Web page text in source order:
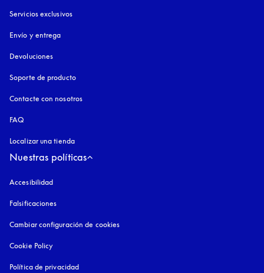
Servicios exclusivos
Envío y entrega
Devoluciones
Soporte de producto
Contacte con nosotros
FAQ
Localizar una tienda
Nuestras políticas
Accesibilidad
Falsificaciones
Cambiar configuración de cookies
Cookie Policy
Política de privacidad